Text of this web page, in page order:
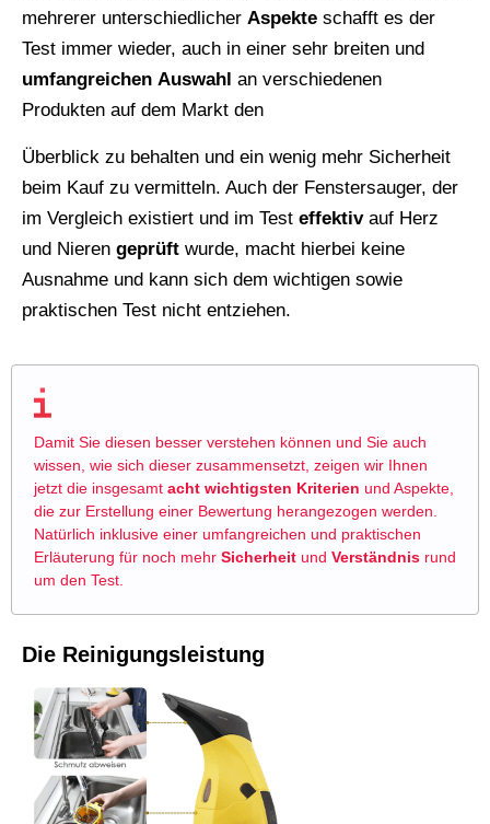
mehrerer unterschiedlicher Aspekte schafft es der
Test immer wieder, auch in einer sehr breiten und
umfangreichen Auswahl an verschiedenen
Produkten auf dem Markt den
Überblick zu behalten und ein wenig mehr Sicherheit
beim Kauf zu vermitteln. Auch der Fenstersauger, der
im Vergleich existiert und im Test effektivauf Herz
und Nieren geprüft wurde, macht hierbei keine
Ausnahme und kann sich dem wichtigen sowie
praktischen Test nicht entziehen.
Damit Sie diesen besser verstehen können und Sie auch
wissen, wie sich dieser zusammensetzt, zeigen wir Ihnen
jetzt die insgesamt acht wichtigsten Kriterien und Aspekte,
die zur Erstellung einer Bewertung herangezogen werden.
Natürlich inklusive einer umfangreichen und praktischen
Erläuterung für noch mehr Sicherheit und Verständnis rund
um den Test.
Die Reinigungsleistung